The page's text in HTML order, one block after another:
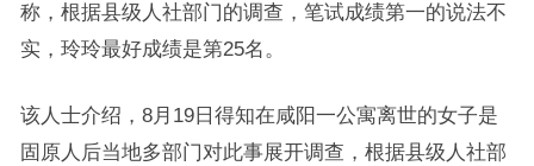
称，根据县级人社部门的调查，笔试成绩第一的说法不
实，玲玲最好成绩是第25名。
该人士介绍，8月19日得知在咸阳一公寓离世的女子是
固原人后当地多部门对此事展开调查，根据县级人社部